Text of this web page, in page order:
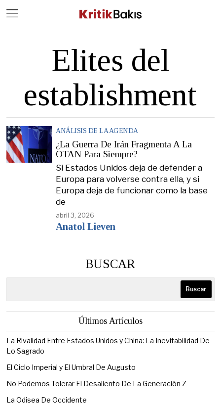
Elites del
establishment
ANÁLISIS DE LA AGENDA
¿La Guerra De Irán Fragmenta A La
OTAN Para Siempre?
Si Estados Unidos deja de defender a
Europa para volverse contra ella, y si
Europa deja de funcionar como la base
de
abril 3, 2026
Anatol Lieven
BUSCAR
Buscar
Últimos Artículos
La Rivalidad Entre Estados Unidos y China: La Inevitabilidad De
Lo Sagrado
El Ciclo Imperial y El Umbral De Augusto
No Podemos Tolerar El Desaliento De La Generación Z
La Odisea De Occidente